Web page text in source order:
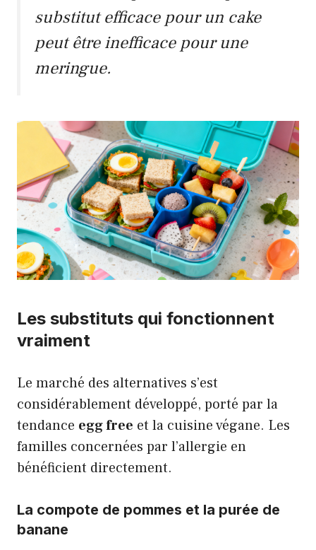
substitut efficace pour un cake
peut être inefficace pour une
meringue.
Les substituts qui fonctionnent
vraiment
Le marché des alternatives s’est
considérablement développé, porté par la
tendance egg free et la cuisine végane. Les
familles concernées par l’allergie en
bénéficient directement.
La compote de pommes et la purée de
banane